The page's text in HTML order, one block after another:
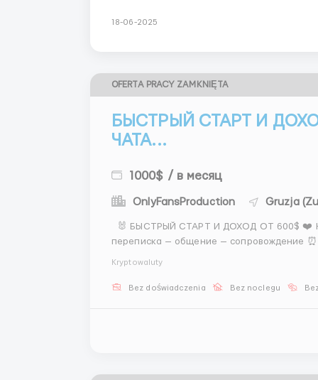
18-06-2025
OFERTA PRACY ZAMKNIĘTA
БЫСТРЫЙ СТАРТ И
ЧАТА...
1000$ / в месяц
OnlyFansProduction Gruzja
переписка — общение — сопровождение ⏰ График: 🌸 2/2/2 🌸 6/1 ✨ Подходит новичкам ✨ Всё
Kryptowaluty
Bez doświadczenia Bez noclegu